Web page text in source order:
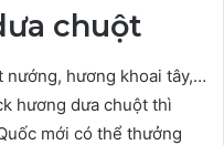
chuột
nướng, hương khoai tây,…
hương dưa chuột thì
mới có thể thưởng